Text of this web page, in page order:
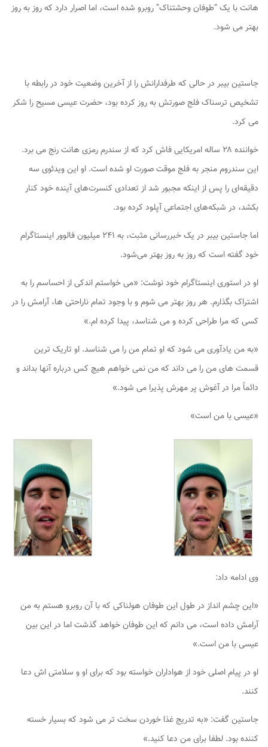
هانت با یک “طوفان وحشتناک” روبرو شده است، اما اصرار دارد که روز به روز
بهتر می شود.
جاستین بیبر در حالی که طرفدارانش را از آخرین وضعیت خود در رابطه با
تشخیص ترسناک فلج صورتش به روز کرده بود، حضرت عیسی مسیح را شکر
می کرد.
خواننده ۲۸ ساله امریکایی فاش کرد که از سندرم رمزی هانت رنج می برد.
این سندروم منجر به فلج موقت صورت او شده است. او این ویدئوی سه
دقیقه‌ای را پس از اینکه مجبور شد از تعدادی کنسرت‌های آینده خود کنار
بکشد، در شبکه‌های اجتماعی آپلود کرده بود.
اما جاستین بیبر در یک خبررسانی مثبت، به ۲۴۱ میلیون فالوور اینستاگرام
خود گفته است که روز به روز بهتر می‌شود.
او در استوری اینستاگرام خود نوشت: «می خواستم اندکی از احساسم را به
اشتراک بگذارم. هر روز بهتر می شوم و با وجود تمام ناراحتی ها، آرامش را در
کسی که مرا طراحی کرده و می شناسد، پیدا کرده ام.»
«به من یادآوری می شود که او تمام من را می شناسد. او تاریک ترین
قسمت های من را می داند که من نمی خواهم هیچ کس درباره آنها بداند و
دائماً مرا در آغوش پر مهرش پذیرا می شود.»
«عیسی با من است»
وی ادامه داد:
«این چشم انداز در طول این طوفان هولناکی که با آن روبرو هستم به من
آرامش داده است، می دانم که این طوفان خواهد گذشت اما در این بین
عیسی با من است.»
او در پیام اصلی خود از هواداران خواسته بود که برای او و سلامتی اش دعا
کنند.
جاستین گفت: «به تدریج غذا خوردن سخت تر می شود که بسیار خسته
کننده بود. لطفا برای من دعا کنید.»